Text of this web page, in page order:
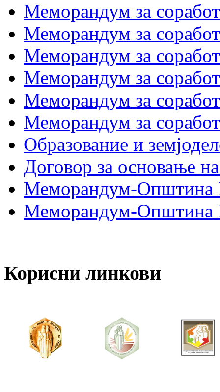
Меморандум за
Меморандум за
Меморандум за
Меморандум за
Меморандум за
Меморандум за
Образование и
Договор за основање
Меморандум-Општина
Меморандум-Општина
Корисни линкови